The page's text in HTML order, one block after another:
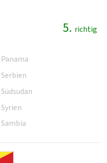
5. richtig
Panama
Serbien
Südsudan
Syrien
Sambia